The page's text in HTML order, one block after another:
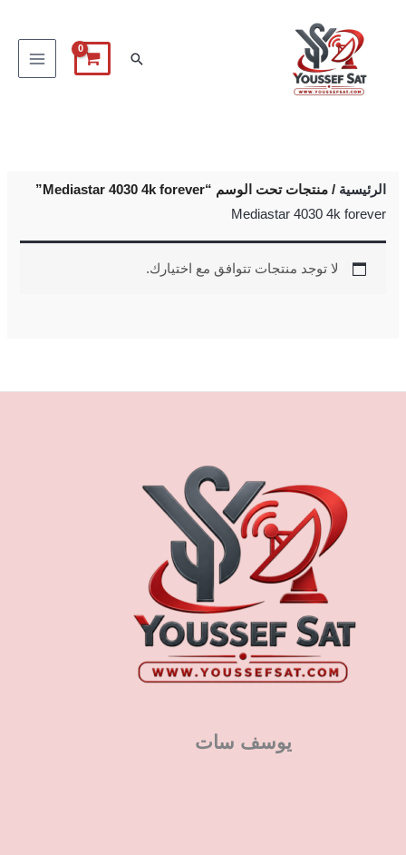
البحث
الرئيسية / منتجات تحت الوسم “Mediastar 4030 4k forever”
Mediastar 4030 4k forever
لا توجد منتجات تتوافق مع اختيارك.
يوسف سات